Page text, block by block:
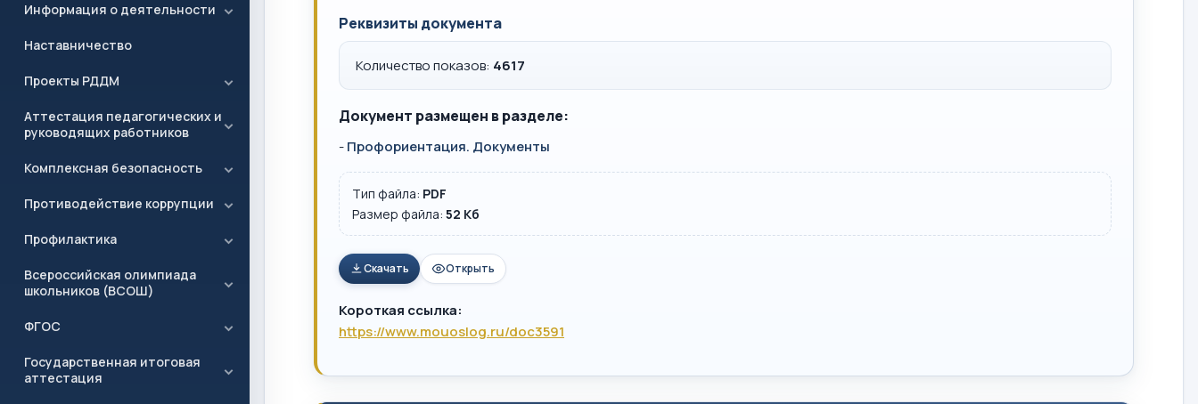
Информация о деятельности
Наставничество
Проекты РДДМ
Аттестация педагогических и
руководящих работников
Комплексная безопасность
Противодействие коррупции
Профилактика
Всероссийская олимпиада
школьников (ВСОШ)
ФГОС
Государственная итоговая
аттестация
Реквизиты документа
Количество показов: 4617
Документ размещен в разделе:
-Профориентация. Документы
Тип файла: PDF
Размер файла: 52 Кб
Скачать Открыть
Короткая ссылка:
https://www.mouoslog.ru/doc3591